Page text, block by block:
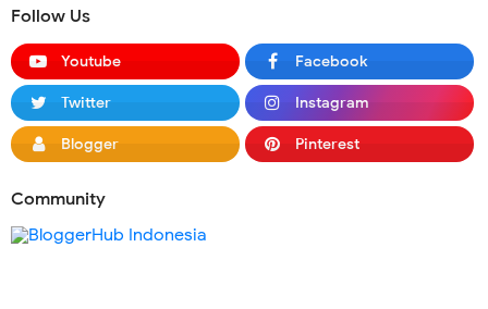
Follow Us
Youtube Facebook
Twitter Instagram
Blogger Pinterest
Community